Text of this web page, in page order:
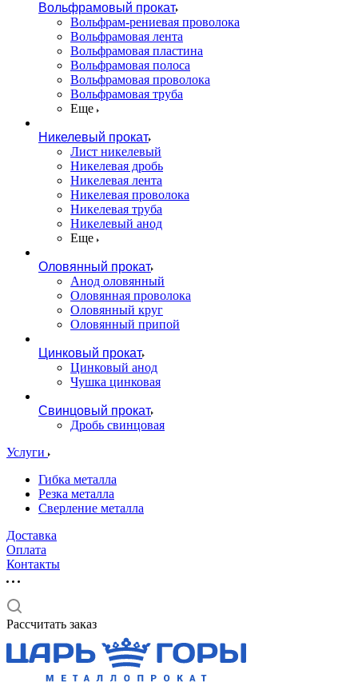
Вольфрамовый прокат
Вольфрам-рениевая проволока
Вольфрамовая лента
Вольфрамовая пластина
Вольфрамовая полоса
Вольфрамовая проволока
Вольфрамовая труба
Еще
Никелевый прокат
Лист никелевый
Никелевая дробь
Никелевая лента
Никелевая проволока
Никелевая труба
Никелевый анод
Еще
Оловянный прокат
Анод оловянный
Оловянная проволока
Оловянный круг
Оловянный припой
Цинковый прокат
Цинковый анод
Чушка цинковая
Свинцовый прокат
Дробь свинцовая
Услуги
Гибка металла
Резка металла
Сверление металла
Доставка
Оплата
Контакты
Рассчитать заказ